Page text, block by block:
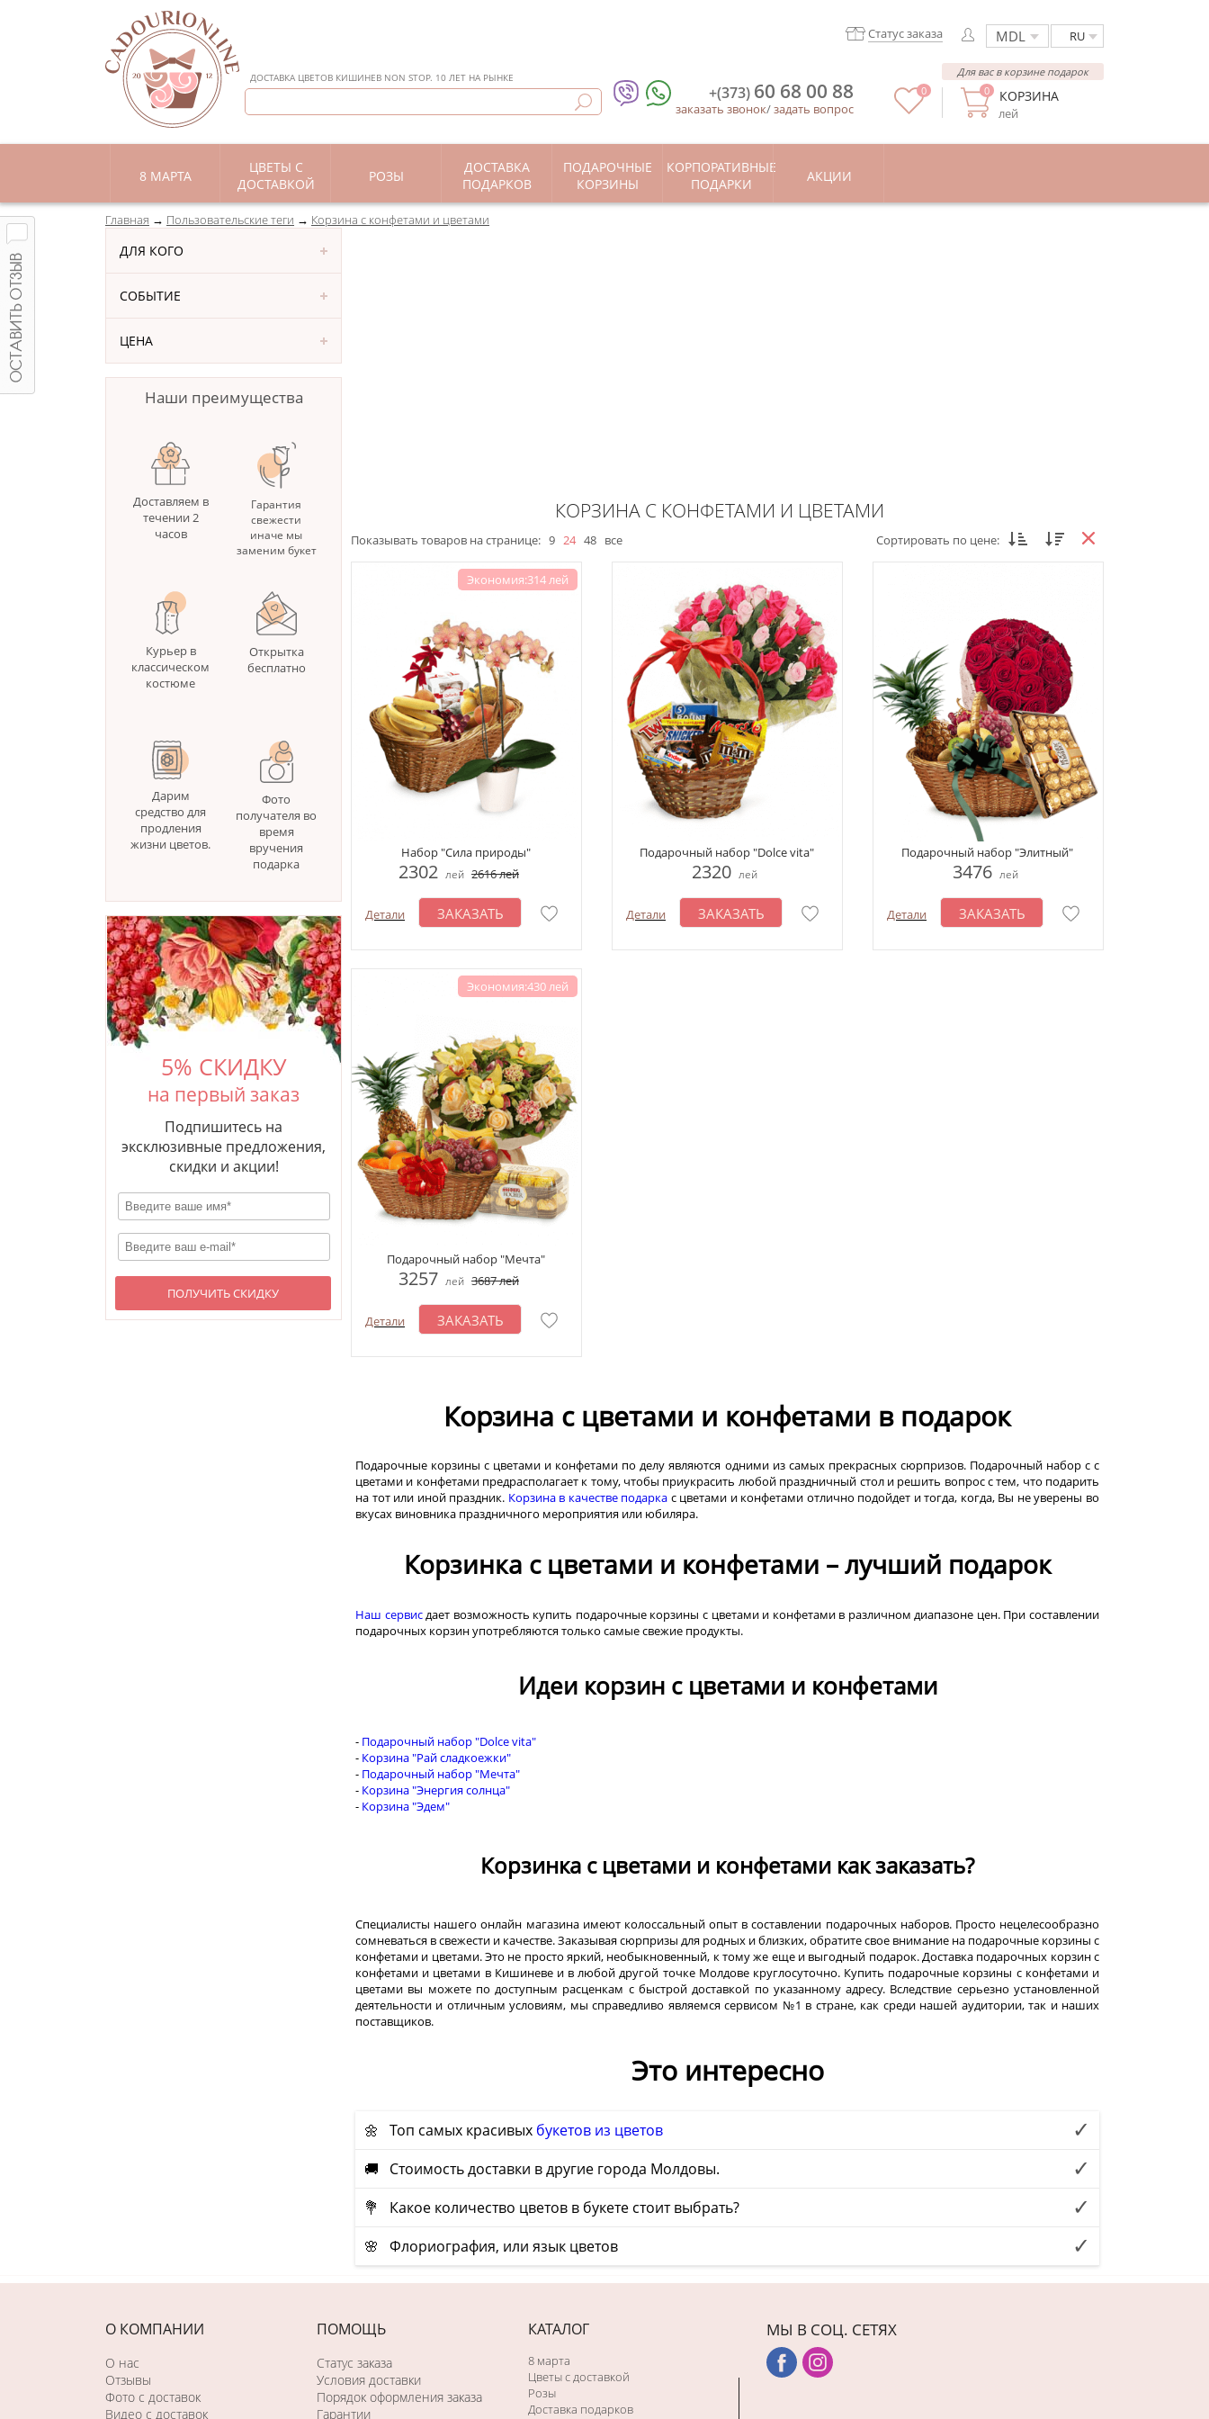
ДОСТАВКА ЦВЕТОВ КИШИНЕВ NON STOP. 10 ЛЕТ НА РЫНКЕ
RU
Статус заказа
КОРЗИНА
лей
0
Для вас в корзине подарок
0
+(373) 60 68 00 88
заказать звонок/задать вопрос
8 МАРТА
ЦВЕТЫ С
ДОСТАВКОЙ
РОЗЫ
ДОСТАВКА
ПОДАРКОВ
ПОДАРОЧНЫЕ
КОРЗИНЫ
КОРПОРАТИВНЫЕ
ПОДАРКИ
АКЦИИ
Главная Пользовательские теги Корзина с конфетами и цветами
ДЛЯ КОГО
СОБЫТИЕ
ЦЕНА
Наши преимущества
Доставляем в
течении 2
часов
Гарантия
свежести
иначе мы
заменим букет
Курьер в
классическом
костюме
Открытка
бесплатно
Дарим
средство для
продления
жизни цветов.
Фото
получателя во
время
вручения
подарка
5% СКИДКУ
на первый заказ
Подпишитесь на
эксклюзивные предложения,
скидки и акции!
ПОЛУЧИТЬ СКИДКУ
КОРЗИНА С КОНФЕТАМИ И ЦВЕТАМИ
Показывать товаров на странице: 9 24 48 все Сортировать по цене:
Экономия:314 лей
Набор "Сила природы"
2302 лей 2616лей
Детали ЗАКАЗАТЬ
Подарочный набор "Dolce vita"
2320 лей
Детали ЗАКАЗАТЬ
Подарочный набор "Элитный"
3476 лей
Детали ЗАКАЗАТЬ
Экономия:430 лей
Подарочный набор "Мечта"
3257 лей 3687лей
Детали ЗАКАЗАТЬ
Корзина с цветами и конфетами в подарок
Подарочные корзины с цветами и конфетами по делу являются одними из самых прекрасных сюрпризов. Подарочный набор с с
цветами и конфетами предрасполагает к тому, чтобы приукрасить любой праздничный стол и решить вопрос с тем, что подарить
на тот или иной праздник. Корзина в качестве подарка с цветами и конфетами отлично подойдет и тогда, когда, Вы не уверены во
вкусах виновника праздничного мероприятия или юбиляра.
Корзинка с цветами и конфетами – лучший подарок
Наш сервисдает возможность купить подарочные корзины с цветами и конфетами в различном диапазоне цен. При составлении
подарочных корзин употребляются только самые свежие продукты.
Идеи корзин с цветами и конфетами
- Подарочный набор "Dolce vita"
- Корзина "Рай сладкоежки"
- Подарочный набор "Мечта"
- Корзина "Энергия солнца"
- Корзина "Эдем"
Корзинка с цветами и конфетами как заказать?
Специалисты нашего онлайн магазина имеют колоссальный опыт в составлении подарочных наборов. Просто нецелесообразно
сомневаться в свежести и качестве. Заказывая сюрпризы для родных и близких, обратите свое внимание на подарочные корзины с
конфетами и цветами. Это не просто яркий, необыкновенный, к тому же еще и выгодный подарок. Доставка подарочных корзин с
конфетами и цветами в Кишиневе и в любой другой точке Молдове круглосуточно. Купить подарочные корзины с конфетами и
цветами вы можете по доступным расценкам с быстрой доставкой по указанному адресу. Вследствие серьезно установленной
деятельности и отличным условиям, мы справедливо являемся сервисом №1 в стране, как среди нашей аудитории, так и наших
поставщиков.
Это интересно
🌼 Топ самых красивых букетов из цветов
🚚 Стоимость доставки в другие города Молдовы.
💐 Какое количество цветов в букете стоит выбрать?
🌸 Флориография, или язык цветов
О КОМПАНИИ
О нас
Отзывы
Фото c доставок
Видео с доставок
ПОМОЩЬ
Статус заказа
Условия доставки
Порядок оформления заказа
Гарантии
КАТАЛОГ
8 марта
Цветы с доставкой
Розы
Доставка подарков
МЫ В СОЦ. СЕТЯХ